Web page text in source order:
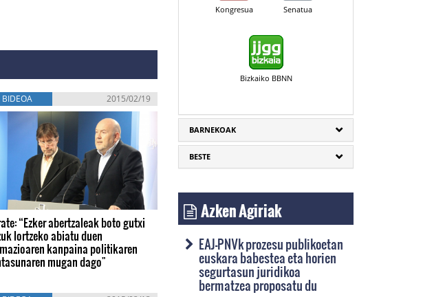
BIDEOA 2015/02/19
“Ezker abertzaleak boto gutxi
lortzeko abiatu duen
kanpaina politikaren
mugan dago"
Kongresua Senatua
Bizkaiko BBNN
BARNEKOAK
BESTE
Azken Agiriak
EAJ-PNVk prozesu publikoetan
euskara babestea eta horien
segurtasun juridikoa
bermatzea proposatu du